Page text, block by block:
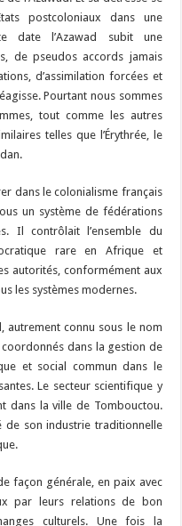
postcoloniaux dans une
date l’Azawad subit une
de pseudos accords jamais
d’assimilation forcées et
Pourtant nous sommes
tout comme les autres
telles que l’Érythrée, le
dans le colonialisme français
un système de fédérations
Il contrôlait l’ensemble du
rare en Afrique et
autorités, conformément aux
les systèmes modernes.
autrement connu sous le nom
dans la gestion de
et social commun dans le
Le secteur scientifique y
dans la ville de Tombouctou.
de son industrie traditionnelle
façon générale, en paix avec
par leurs relations de bon
culturels. Une fois la